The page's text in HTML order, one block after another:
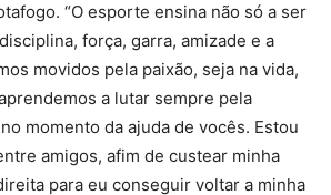
“O esporte ensina não só a ser
força, garra, amizade e a
movidos pela paixão, seja na vida,
a lutar sempre pela
momento da ajuda de vocês. Estou
amigos, afim de custear minha
para eu conseguir voltar a minha